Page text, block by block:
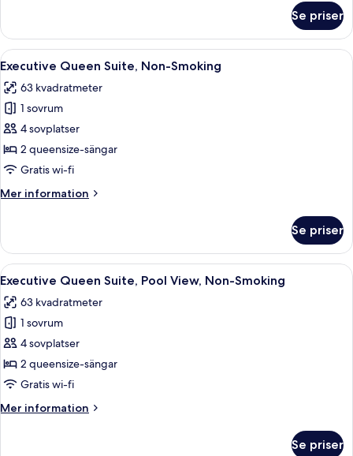
King
Suite,
Non
Se priser
Öppna
alla
foton
för
Executive
Queen
Suite,
Smoking
Ett modernt hotellrum med en
6
Executive Queen Suite, Non-Smoking
63 kvadratmeter
1 sovrum
4 sovplatser
2 queensize-sängar
Gratis wi-fi
Mer information
Mer
Queen
Suite,
Non-
Se priser
Öppna
alla
foton
för
Executive
Queen
Suite,
View,
Ett modernt hotellrum med en
7
Executive Queen Suite, Pool View, Non-Smoking
63 kvadratmeter
1 sovrum
4 sovplatser
2 queensize-sängar
Gratis wi-fi
Mer information
Mer
Se priser